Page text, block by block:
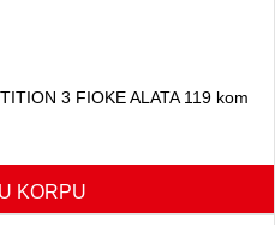
3 FIOKE ALATA 119 kom
KORPU